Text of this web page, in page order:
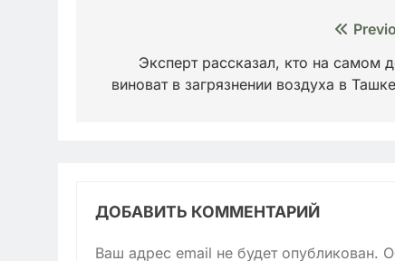
записям
Эксперт рассказал, кто на самом
виноват в загрязнении воздуха в
ДОБАВИТЬ КОММЕНТАРИЙ
Ваш адрес email не будет опубликован.